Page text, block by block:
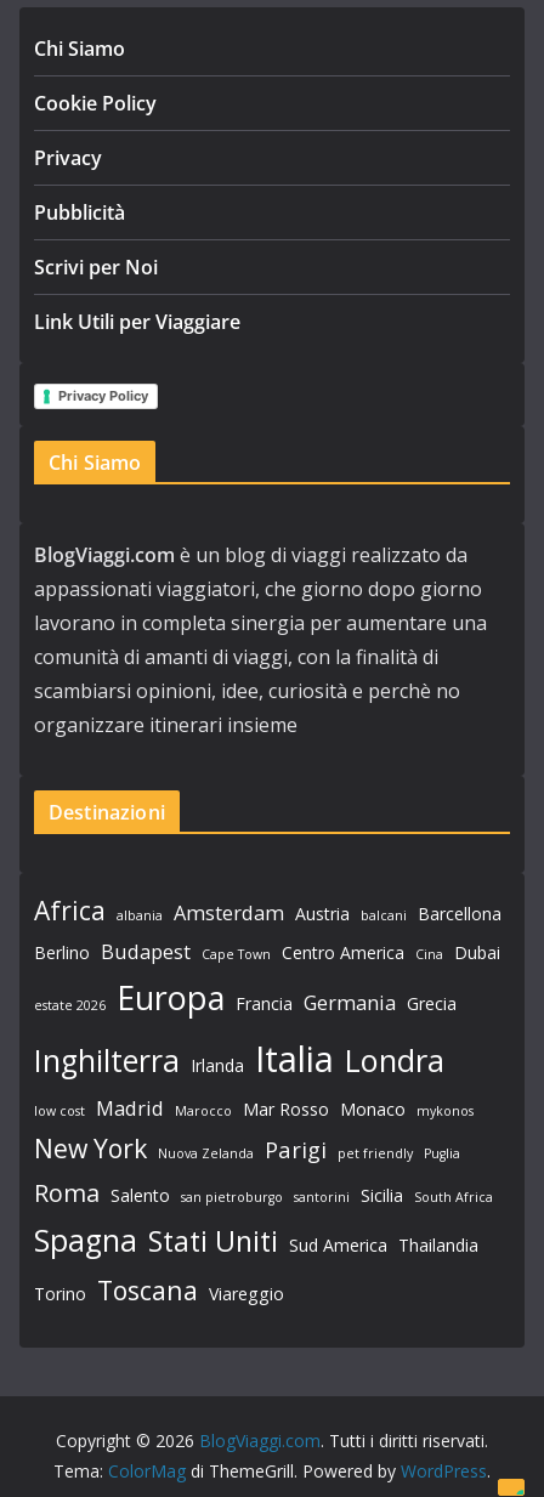
Chi Siamo
Cookie Policy
Privacy
Pubblicità
Scrivi per Noi
Link Utili per Viaggiare
Privacy Policy
Chi Siamo
BlogViaggi.com è un blog di viaggi realizzato da
appassionati viaggiatori, che giorno dopo giorno
lavorano in completa sinergia per aumentare una
comunità di amanti di viaggi, con la finalità di
scambiarsi opinioni, idee, curiosità e perchè no
organizzare itinerari insieme
Destinazioni
Africa albania Amsterdam Austria balcani
Barcellona
Berlino Budapest Cape Town Centro America Cina Dubai
estate 2026 Europa Francia Germania Grecia
Inghilterra Irlanda Italia Londra
low cost Madrid Marocco Mar Rosso Monaco mykonos
New York Nuova Zelanda Parigi pet friendly Puglia
Roma Salento san pietroburgo santorini Sicilia South Africa
Spagna Stati Uniti Sud America Thailandia
Torino Toscana Viareggio
Copyright © 2026 BlogViaggi.com. Tutti i diritti riservati.
Tema: ColorMag di ThemeGrill. Powered by WordPress.